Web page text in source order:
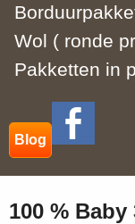
Wol ( ronde
Pakketten in
Blog
100 % Baby